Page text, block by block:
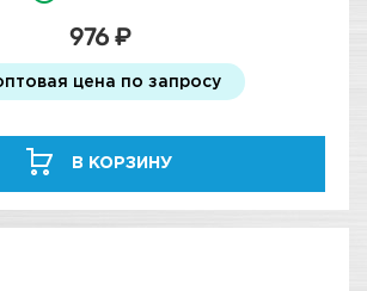
976 ₽
цена по запросу
В КОРЗИНУ